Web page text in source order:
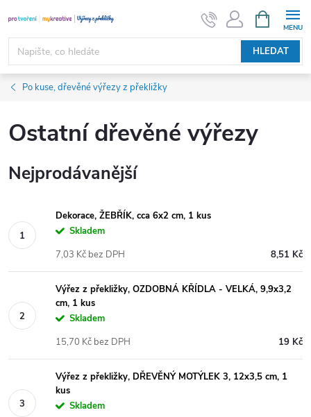
na
obsah
HLEDAT
NÁKUPNÍ
KOŠÍK
Po kuse, dřevěné výřezy z překližky
Ostatní dřevěné výřezy
Nejprodávanější
Dekorace, ŽEBŘÍK, cca 6x2 cm, 1 kus
Skladem
8,51 Kč
7,03 Kč bez DPH
Výřez z překližky, OZDOBNÁ KŘÍDLA - VELKÁ, 9,9x3,2
cm, 1 kus
Skladem
19 Kč
15,70 Kč bez DPH
Výřez z překližky, DŘEVĚNÝ MOTÝLEK 3, 12x3,5 cm, 1
kus
Skladem